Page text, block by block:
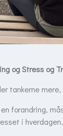
og Stress og
tankerne
forandring,
i hverdagen.